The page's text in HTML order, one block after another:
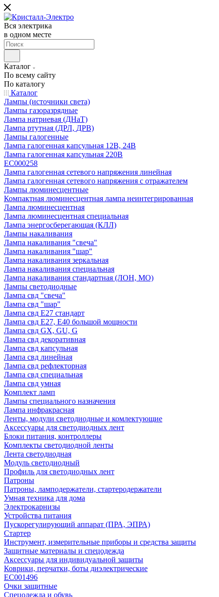
Вся электрика
в одном месте
Каталог
По всему сайту
По каталогу
Каталог
Лампы (источники света)
Лампы газоразрядные
Лампа натриевая (ДНаТ)
Лампа ртутная (ДРЛ, ДРВ)
Лампы галогенные
Лампа галогенная капсульная 12В, 24В
Лампа галогенная капсульная 220В
EC000258
Лампа галогенная сетевого напряжения линейная
Лампа галогенная сетевого напряжения с отражателем
Лампы люминесцентные
Компактная люминесцентная лампа неинтегрированная
Лампа люминесцентная
Лампа люминесцентная специальная
Лампа энергосберегающая (КЛЛ)
Лампы накаливания
Лампа накаливания "свеча"
Лампа накаливания "шар"
Лампа накаливания зеркальная
Лампа накаливания специальная
Лампа накаливания стандартная (ЛОН, МО)
Лампы светодиодные
Лампа свд "свеча"
Лампа свд "шар"
Лампа свд E27 стандарт
Лампа свд E27, Е40 большой мощности
Лампа свд GX, GU, G
Лампа свд декоративная
Лампа свд капсульная
Лампа свд линейная
Лампа свд рефлекторная
Лампа свд специальная
Лампа свд умная
Комплект ламп
Лампы специального назначения
Лампа инфракрасная
Ленты, модули светодиодные и комлектующие
Аксессуары для светодиодных лент
Блоки питания, контроллеры
Комплекты светодиодной ленты
Лента светодиодная
Модуль светодиодный
Профиль для светодиодных лент
Патроны
Патроны, ламподержатели, стартеродержатели
Умная техника для дома
Электрокарнизы
Устройства питания
Пускорегулирующий аппарат (ПРА, ЭПРА)
Стартер
Инструмент, измерительные приборы и средства защиты
Защитные материалы и спецодежда
Аксессуары для индивидуальной защиты
Коврики, перчатки, боты диэлектрические
EC001496
Очки защитные
Спецодежда и обувь